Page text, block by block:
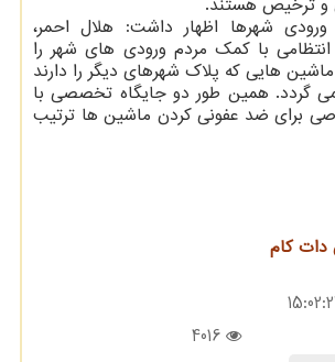
و ترخیص هستند.
شهرها اظهار داشت: هلال احمر،
با كمك مردم ورودی های شهر را
هایی كه پلاك شهرهای دیگر را دارند
گردد. همین طور دو جایگاه تخصصی با
برای ضد عفونی كردن ماشین ها ترتیب
دات كام
4016